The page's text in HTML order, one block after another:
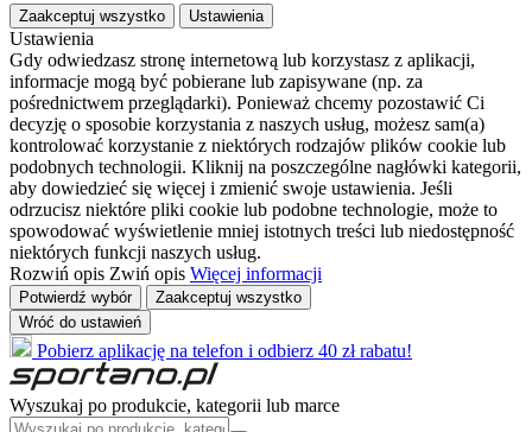
Zaakceptuj wszystko Ustawienia
Ustawienia
Gdy odwiedzasz stronę internetową lub korzystasz z aplikacji,
informacje mogą być pobierane lub zapisywane (np. za
pośrednictwem przeglądarki). Ponieważ chcemy pozostawić Ci
decyzję o sposobie korzystania z naszych usług, możesz sam(a)
kontrolować korzystanie z niektórych rodzajów plików cookie lub
podobnych technologii. Kliknij na poszczególne nagłówki kategorii,
aby dowiedzieć się więcej i zmienić swoje ustawienia. Jeśli
odrzucisz niektóre pliki cookie lub podobne technologie, może to
spowodować wyświetlenie mniej istotnych treści lub niedostępność
niektórych funkcji naszych usług.
Rozwiń opis Zwiń opis Więcej informacji
Potwierdź wybór
Zaakceptuj wszystko
Wróć do ustawień
Pobierz aplikację na telefon i odbierz 40 zł rabatu!
Wyszukaj po produkcie, kategorii lub marce